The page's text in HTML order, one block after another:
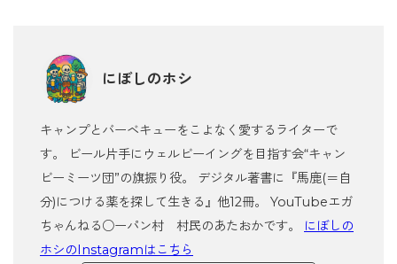
にぼしのホシ
キャンプとバーベキューをこよなく愛するライターで
す。 ビール片手にウェルビーイングを目指す会“キャン
ビーミーツ団”の旗振り役。 デジタル著書に『馬鹿(＝自
分)につける薬を探して生きる』他12冊。 YouTubeエガ
ちゃんねる○ーパン村 村民のあたおかです。
にぼしの
ホシのInstagramはこちら